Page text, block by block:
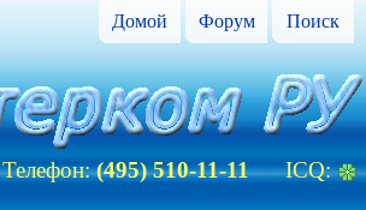
Домой Форум Поиск
Телефон:(495) 510-11-11ICQ: